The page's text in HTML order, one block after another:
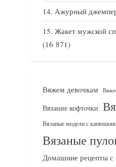
Ажурный
Жакет мужской
(16 871)
Вяжем девочкам
Вязание кофточки
Вязаные модели с
Вязаные
Домашние рецепты с